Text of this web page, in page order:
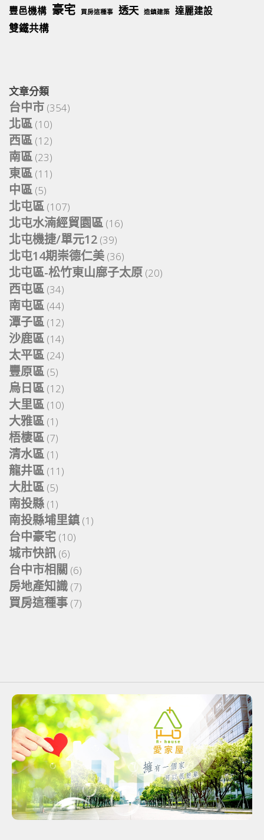
豐邑機構 豪宅 買房這種事 透天 造鎮建築 達麗建設
雙鐵共構
文章分類
台中市 (354)
北區 (10)
西區 (12)
南區 (23)
東區 (11)
中區 (5)
北屯區 (107)
北屯水湳經貿園區 (16)
北屯機捷/單元12 (39)
北屯14期崇德仁美 (36)
北屯區-松竹東山廍子太原 (20)
西屯區 (34)
南屯區 (44)
潭子區 (12)
沙鹿區 (14)
太平區 (24)
豐原區 (5)
烏日區 (12)
大里區 (10)
大雅區 (1)
梧棲區 (7)
清水區 (1)
龍井區 (11)
大肚區 (5)
南投縣 (1)
南投縣埔里鎮 (1)
台中豪宅 (10)
城市快訊 (6)
台中市相關 (6)
房地產知識 (7)
買房這種事 (7)